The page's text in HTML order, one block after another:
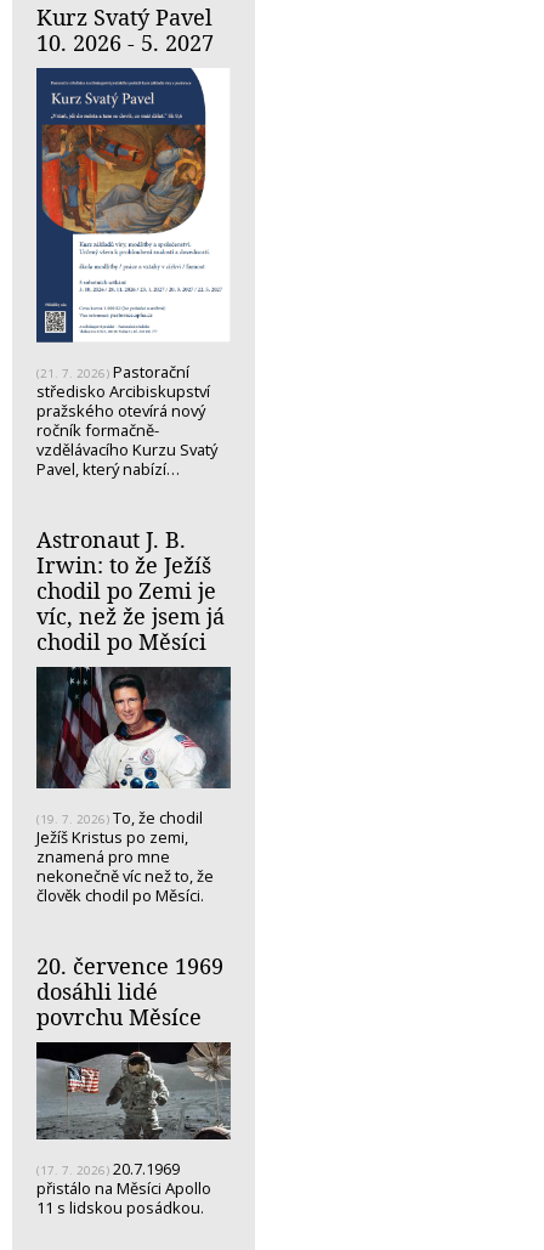
Kurz Svatý Pavel
10. 2026 - 5. 2027
(21. 7. 2026) Pastorační
středisko Arcibiskupství
pražského otevírá nový
ročník formačně-
vzdělávacího Kurzu Svatý
Pavel, který nabízí…
Astronaut J. B.
Irwin: to že Ježíš
chodil po Zemi je
víc, než že jsem já
chodil po Měsíci
(19. 7. 2026) To, že chodil
Ježíš Kristus po zemi,
znamená pro mne
nekonečně víc než to, že
člověk chodil po Měsíci.
20. července 1969
dosáhli lidé
povrchu Měsíce
(17. 7. 2026) 20.7.1969
přistálo na Měsíci Apollo
11 s lidskou posádkou.